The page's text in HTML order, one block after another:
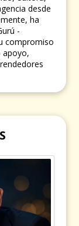
desde
ha
-
compromiso
apoyo,